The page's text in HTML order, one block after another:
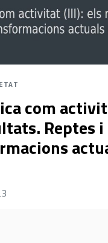
com
Reptes i